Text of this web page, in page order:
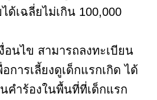
ด้เฉลี่ยไม่เกิน 100,000
นไข สามารถลงทะเบียน
การเลี้ยงดูเด็กแรกเกิด ได้
คำร้องในพื้นที่ที่เด็กแรก